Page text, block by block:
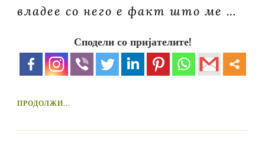
владее со него е факт што ме …
Сподели со пријателите!
ПРОДОЛЖИ...